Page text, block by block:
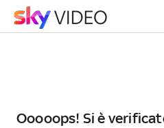
Ooooops! Si è